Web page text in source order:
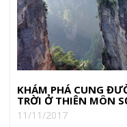
KHÁM PHÁ CUNG
TRỜI Ở THIÊN MÔN
11/11/2017